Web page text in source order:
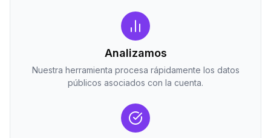
Analizamos
Nuestra herramienta procesa rápidamente los datos
públicos asociados con la cuenta.